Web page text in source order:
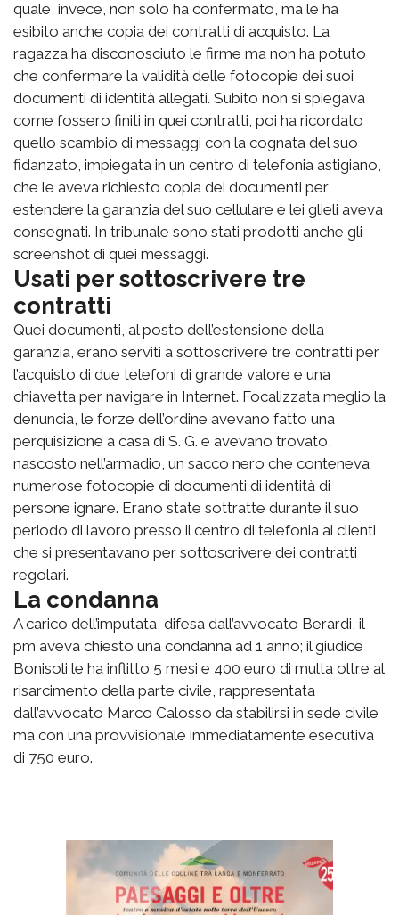
quale, invece, non solo ha confermato, ma le ha
esibito anche copia dei contratti di acquisto. La
ragazza ha disconosciuto le firme ma non ha potuto
che confermare la validità delle fotocopie dei suoi
documenti di identità allegati. Subito non si spiegava
come fossero finiti in quei contratti, poi ha ricordato
quello scambio di messaggi con la cognata del suo
fidanzato, impiegata in un centro di telefonia astigiano,
che le aveva richiesto copia dei documenti per
estendere la garanzia del suo cellulare e lei glieli aveva
consegnati. In tribunale sono stati prodotti anche gli
screenshot di quei messaggi.
Usati per sottoscrivere tre
contratti
Quei documenti, al posto dell’estensione della
garanzia, erano serviti a sottoscrivere tre contratti per
l’acquisto di due telefoni di grande valore e una
chiavetta per navigare in Internet. Focalizzata meglio la
denuncia, le forze dell’ordine avevano fatto una
perquisizione a casa di S. G. e avevano trovato,
nascosto nell’armadio, un sacco nero che conteneva
numerose fotocopie di documenti di identità di
persone ignare. Erano state sottratte durante il suo
periodo di lavoro presso il centro di telefonia ai clienti
che si presentavano per sottoscrivere dei contratti
regolari.
La condanna
A carico dell’imputata, difesa dall’avvocato Berardi, il
pm aveva chiesto una condanna ad 1 anno; il giudice
Bonisoli le ha inflitto 5 mesi e 400 euro di multa oltre al
risarcimento della parte civile, rappresentata
dall’avvocato Marco Calosso da stabilirsi in sede civile
ma con una provvisionale immediatamente esecutiva
di 750 euro.